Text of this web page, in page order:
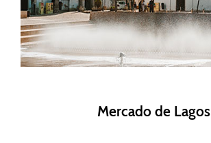
Mercado de Lagos